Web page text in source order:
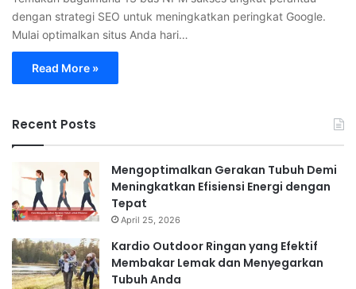
dengan strategi SEO untuk meningkatkan peringkat Google.
Mulai optimalkan situs Anda hari…
Read More »
Recent Posts
Mengoptimalkan Gerakan Tubuh Demi
Meningkatkan Efisiensi Energi dengan
Tepat
April 25, 2026
Kardio Outdoor Ringan yang Efektif
Membakar Lemak dan Menyegarkan
Tubuh Anda